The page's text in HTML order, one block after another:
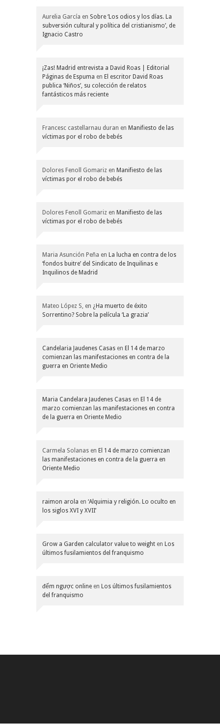
Aurelia García en Sobre ‘Los odios y los días. La
subversión cultural y política del cristianismo’, de
Ignacio Castro
¡Zas! Madrid entrevista a David Roas | Editorial
Páginas de Espuma en El escritor David Roas
publica ‘Niños’, su colección de relatos
fantásticos más reciente
Francesc castellarnau duran en Manifiesto de las
víctimas por el robo de bebés
Dolores Fenoll Gomariz en Manifiesto de las
víctimas por el robo de bebés
Dolores Fenoll Gomariz en Manifiesto de las
víctimas por el robo de bebés
Maria Asunción Peña en La lucha en contra de los
‘fondos buitre’ del Sindicato de Inquilinas e
Inquilinos de Madrid
Mateo López S, en ¿Ha muerto de éxito
Sorrentino? Sobre la película ‘La grazia’
Candelaria Jaudenes Casas en El 14 de marzo
comienzan las manifestaciones en contra de la
guerra en Oriente Medio
Maria Candelara Jaudenes Casas en El 14 de
marzo comienzan las manifestaciones en contra
de la guerra en Oriente Medio
Carmela Solanas en El 14 de marzo comienzan
las manifestaciones en contra de la guerra en
Oriente Medio
raimon arola en ‘Alquimia y religión. Lo oculto en
los siglos XVI y XVII’
Grow a Garden calculator value to weight en Los
últimos fusilamientos del franquismo
đếm ngược online en Los últimos fusilamientos
del franquismo